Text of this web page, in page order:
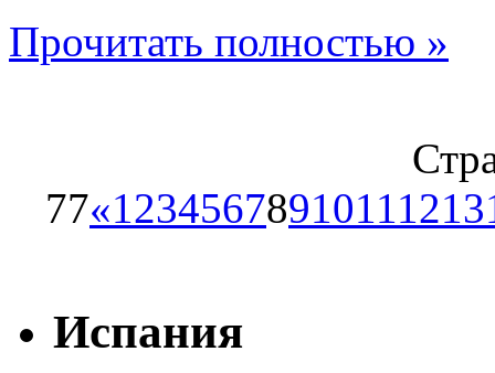
Прочитать полностью »
77«12345678910111213
Испания